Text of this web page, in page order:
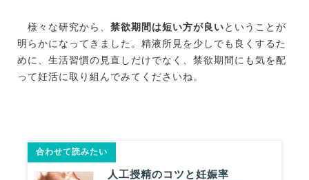
様々な研究から、 禁欲期間は短い方が良いということが
明らかになってきました。精液所見を少しでも良くするた
めに、生活習慣の見直しだけでなく、禁欲期間にも気を配
って妊活に取り組んでみてくださいね。
合わせて読みたい
人工授精のコツと妊娠率